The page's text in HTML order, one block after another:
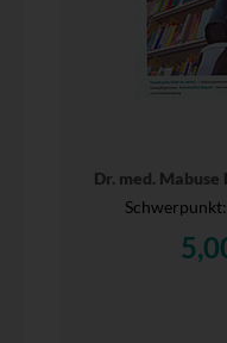
Dr. med. Mabuse